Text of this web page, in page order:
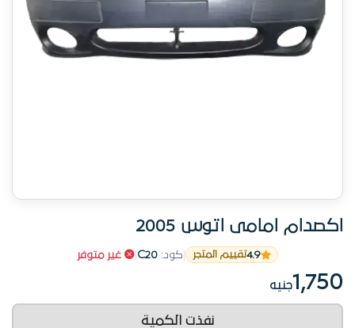
اكصدام امامى اتوس 2005
4.9تقييم المتجر كود: C20 غير متوفر
1,750جنيه
نفذت الكمية